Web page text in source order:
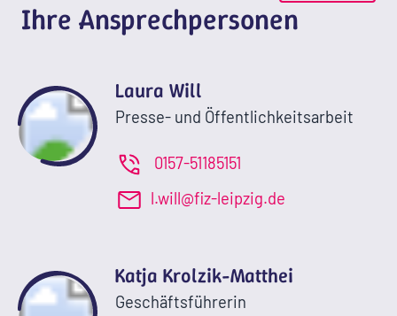
Ihre Ansprechpersonen
Laura Will
Presse- und Öffentlichkeitsarbeit
0157-51185151
l.will@fiz-leipzig.de
Katja Krolzik-Matthei
Geschäftsführerin